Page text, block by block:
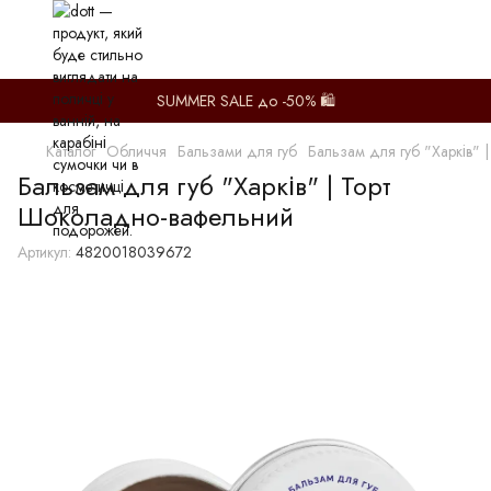
SUMMER SALE до -50% 🛍️
Каталог Обличчя Бальзами для губ Бальзам для губ
Бальзам для губ "Харків" | Торт
Шоколадно-вафельний
Артикул: 4820018039672